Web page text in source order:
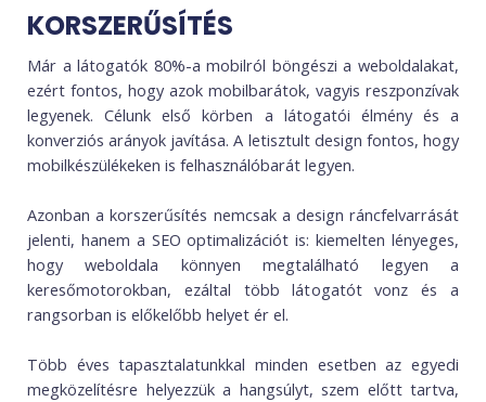
KORSZERŰSÍTÉS
Már a látogatók 80%-a mobilról böngészi a weboldalakat,
ezért fontos, hogy azok mobilbarátok, vagyis reszponzívak
legyenek. Célunk első körben a látogatói élmény és a
konverziós arányok javítása. A letisztult design fontos, hogy
mobilkészülékeken is felhasználóbarát legyen.
Azonban a korszerűsítés nemcsak a design ráncfelvarrását
jelenti, hanem a SEO optimalizációt is: kiemelten lényeges,
hogy weboldala könnyen megtalálható legyen a
keresőmotorokban, ezáltal több látogatót vonz és a
rangsorban is előkelőbb helyet ér el.
Több éves tapasztalatunkkal minden esetben az egyedi
megközelítésre helyezzük a hangsúlyt, szem előtt tartva,